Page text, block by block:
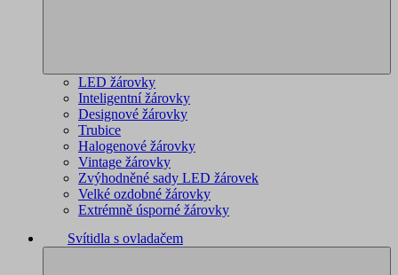
LED žárovky
Inteligentní žárovky
Designové žárovky
Trubice
Halogenové žárovky
Vintage žárovky
Zvýhodněné sady LED žárovek
Velké ozdobné žárovky
Extrémně úsporné žárovky
Svítidla s ovladačem